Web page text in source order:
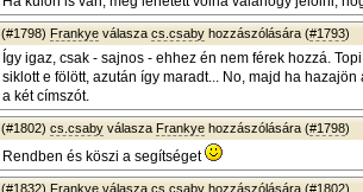
(#1798) Frankye válasza cs.csaby hozzászólására (#1793)
Így igaz, csak - sajnos - ehhez én nem férek hozzá.
siklott e fölött, azután így maradt... No, majd ha
a két címszót.
(#1802) cs.csaby válasza Frankye hozzászólására (#1798)
Rendben és köszi a segítséget
(#1832) Frankye válasza cs.csaby hozzászólására (#1802)